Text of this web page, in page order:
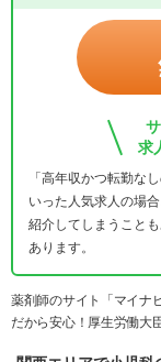
求
「高年収かつ転勤な
いった人気求人の場
紹介してしまうこと
あります。
薬剤師のサイト「マイナ
だから安心！厚生労働大